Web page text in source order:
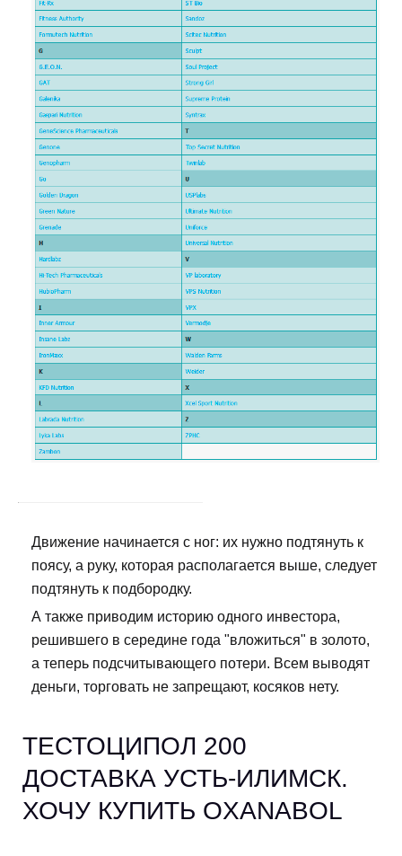
Движение начинается с ног: их нужно подтянуть к
поясу, а руку, которая располагается выше, следует
подтянуть к подбородку.
А также приводим историю одного инвестора,
решившего в середине года "вложиться" в золото,
а теперь подсчитывающего потери. Всем выводят
деньги, торговать не запрещают, косяков нету.
ТЕСТОЦИПОЛ 200
ДОСТАВКА УСТЬ-ИЛИМСК.
ХОЧУ КУПИТЬ OXANABOL